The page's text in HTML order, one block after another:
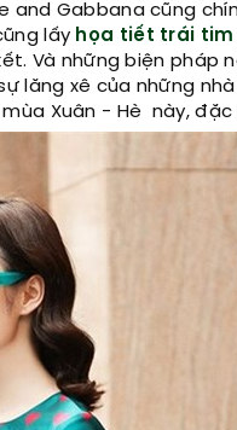
and Gabbana cũng
lấy họa tiết trái tim
Và những biện
lăng xê của những
Xuân - Hè này,